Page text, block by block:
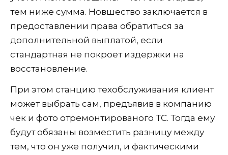
тем ниже сумма. Новшество заключается в
предоставлении права обратиться за
дополнительной выплатой, если
стандартная не покроет издержки на
восстановление.
При этом станцию техобслуживания клиент
может выбрать сам, предъявив в компанию
чек и фото отремонтированого ТС. Тогда ему
будут обязаны возместить разницу между
тем, что он уже получил, и фактическими